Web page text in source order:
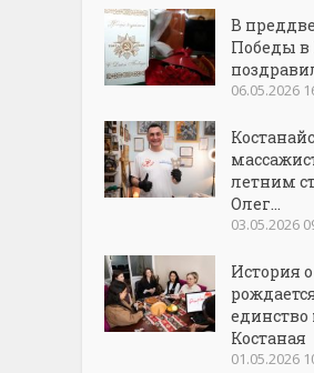
В
Победы в
06.05.2026
летним
Олег...
03.05.2026
История
единство
Костаная
01.05.2026